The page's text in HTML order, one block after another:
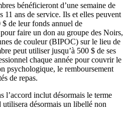
bénéficieront d’une semaine de
11 ans de service. Ils et elles peuvent
$ de leur fonds annuel de
faire un don au groupe des Noirs,
de couleur (BIPOC) sur le lieu de
peut utiliser jusqu’à 500 $ de ses
chaque année pour couvrir le
psychologique, le remboursement
de repas.
l’accord inclut désormais le terme
désormais un libellé non